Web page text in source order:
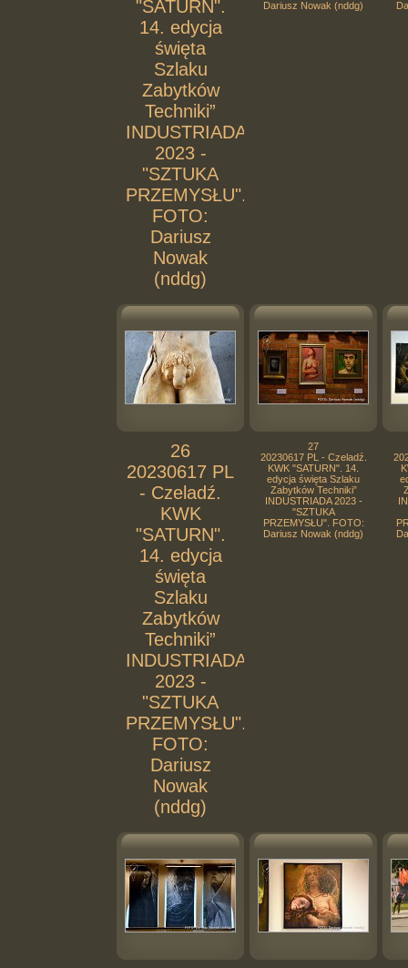
"SATURN".
14. edycja
święta
Szlaku
Zabytków
Techniki”
INDUSTRIADA
2023 -
"SZTUKA
PRZEMYSŁU".
FOTO:
Dariusz
Nowak
(nddg)
Dariusz Nowak (nddg)
26
20230617 PL
- Czeladź.
KWK
"SATURN".
14. edycja
święta
Szlaku
Zabytków
Techniki”
INDUSTRIADA
2023 -
"SZTUKA
PRZEMYSŁU".
FOTO:
Dariusz
Nowak
(nddg)
27
20230617 PL - Czeladź.
KWK "SATURN". 14.
edycja święta Szlaku
Zabytków Techniki”
INDUSTRIADA 2023 -
"SZTUKA
PRZEMYSŁU". FOTO:
Dariusz Nowak (nddg)